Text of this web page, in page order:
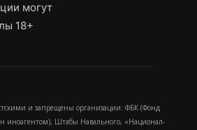
могут
18+
и запрещены организации: ФБК (Фонд
иноагентом), Штабы Навального, «Национал-